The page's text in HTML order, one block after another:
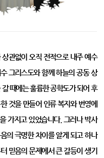
관없이 오직 전적으로 내주 예수
그리스도와 함께 하늘의 공동 상
때에는 훌륭한 공학도가 되어 후
것을 만들어 인류 복지와 번영에
가지고 있었습니다. 그러나 박사
의 극명한 차이를 알게 되고 하나
믿음의 문제에서 큰 갈등이 생기